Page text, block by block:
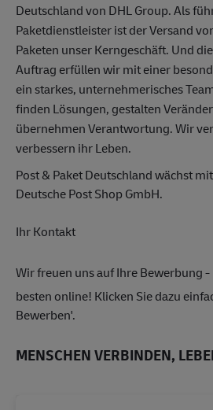
Deutschland von DHL Group. Als
Paketdienstleister ist der Versand
Paketen unser Kerngeschäft. Und
Auftrag erfüllen wir mit einer
ein starkes, unternehmerisches
finden Lösungen, gestalten
übernehmen Verantwortung. Wir
verbessern ihr Leben.
Post & Paket Deutschland wächst
Deutsche Post Shop GmbH.
Ihr Kontakt
Wir freuen uns auf Ihre Bewerbung -
besten online! Klicken Sie dazu
Bewerben'.
MENSCHEN VERBINDEN,